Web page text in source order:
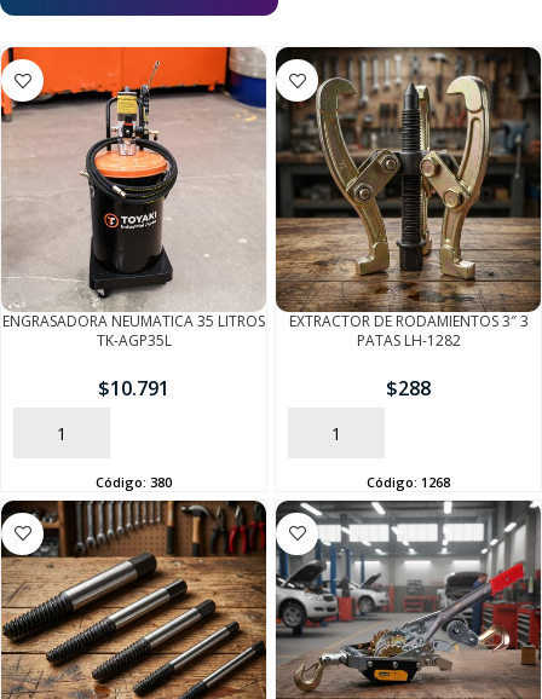
ENGRASADORA NEUMATICA 35 LITROS
TK-AGP35L
$10.791
AÑADIR
Código: 380
EXTRACTOR DE RODAMIENTOS 3″ 3
PATAS LH-1282
$288
AÑADIR
Código: 1268